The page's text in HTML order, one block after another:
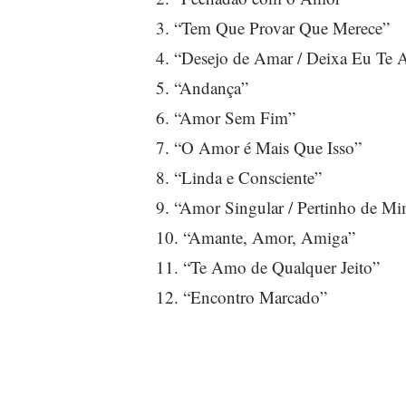
3. “Tem Que Provar Que Merece”
4. “Desejo de Amar / Deixa Eu Te
5. “Andança”
6. “Amor Sem Fim”
7. “O Amor é Mais Que Isso”
8. “Linda e Consciente”
9. “Amor Singular / Pertinho de
10. “Amante, Amor, Amiga”
11. “Te Amo de Qualquer Jeito”
12. “Encontro Marcado”